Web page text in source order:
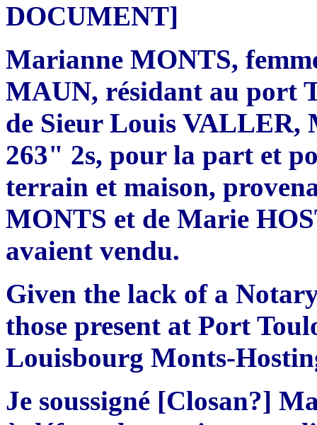
DOCUMENT]
Marianne MONTS,
MAUN, résidant au port
de Sieur Louis VALLER,
263" 2s, pour la part et
terrain et maison,
MONTS et de Marie
avaient vendu.
Given the lack of a
those present at Port
Louisbourg Monts-
Je soussigné [Closan?]